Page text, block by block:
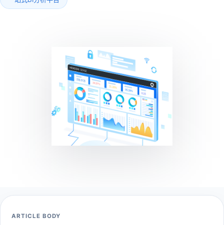
ARTICLE BODY